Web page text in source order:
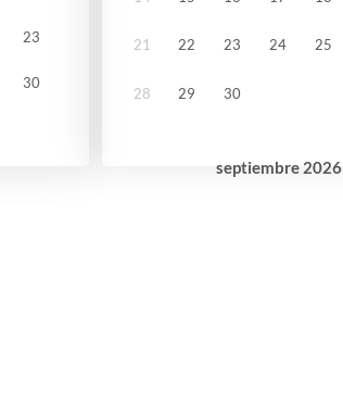
23
30
septiembre 2026
21 22 23 24 25
28 29 30